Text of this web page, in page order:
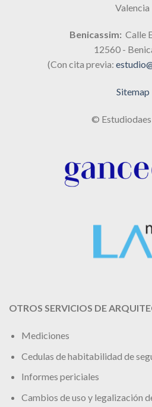
Valencia
Benicassim: Calle
12560 -
(Con cita previa:
Sitemap
©
OTROS SERVICIOS DE
Mediciones
Cedulas de habitabilidad de
Informes periciales
Cambios de uso y legalización